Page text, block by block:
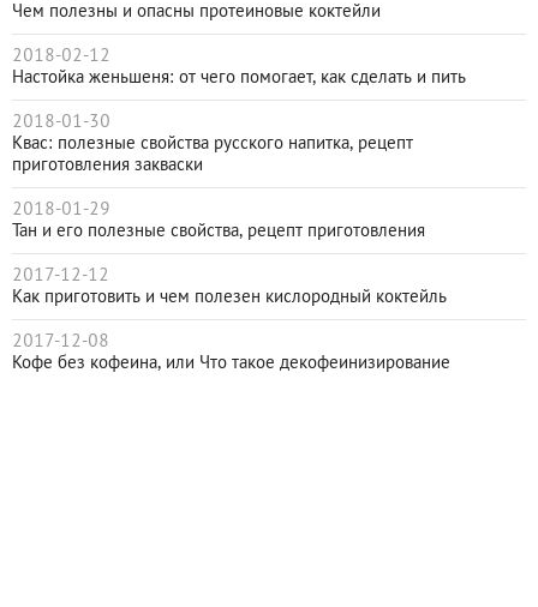
Чем полезны и опасны протеиновые коктейли
2018-02-12
Настойка женьшеня: от чего помогает, как сделать и пить
2018-01-30
Квас: полезные свойства русского напитка, рецепт
приготовления закваски
2018-01-29
Тан и его полезные свойства, рецепт приготовления
2017-12-12
Как приготовить и чем полезен кислородный коктейль
2017-12-08
Кофе без кофеина, или Что такое декофеинизирование